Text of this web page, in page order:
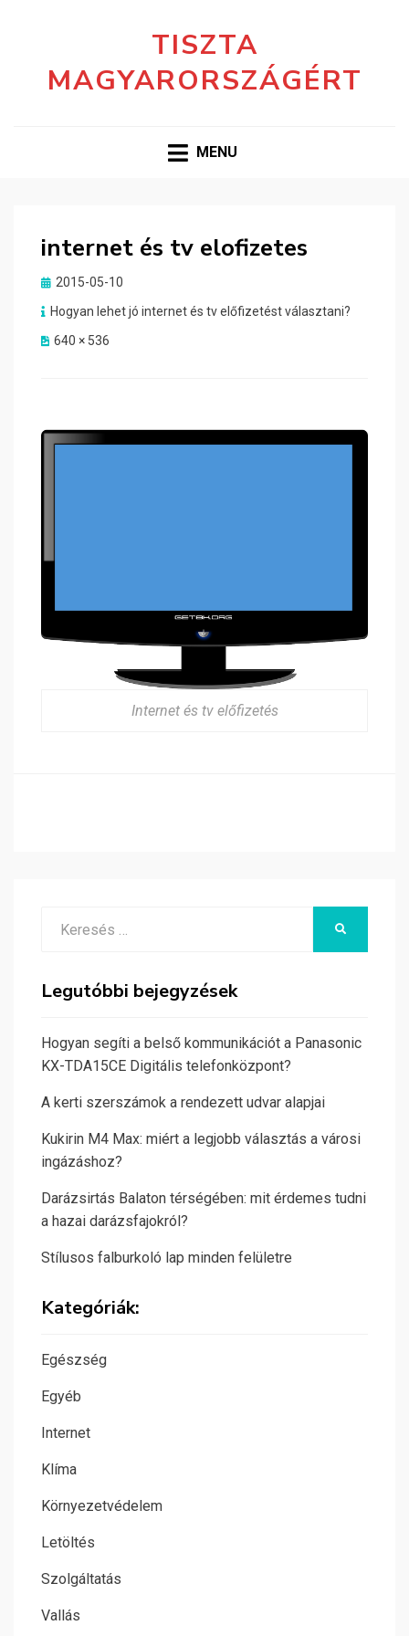
TISZTA
MAGYARORSZÁGÉRT
MENU
internet és tv elofizetes
Posted
2015-05-10
Hogyan lehet jó internet és tv előfizetést választani?
640 × 536
Internet és tv előfizetés
Legutóbbi bejegyzések
Hogyan segíti a belső kommunikációt a Panasonic
KX-TDA15CE Digitális telefonközpont?
A kerti szerszámok a rendezett udvar alapjai
Kukirin M4 Max: miért a legjobb választás a városi
ingázáshoz?
Darázsirtás Balaton térségében: mit érdemes tudni
a hazai darázsfajokról?
Stílusos falburkoló lap minden felületre
Kategóriák:
Egészség
Egyéb
Internet
Klíma
Környezetvédelem
Letöltés
Szolgáltatás
Vallás